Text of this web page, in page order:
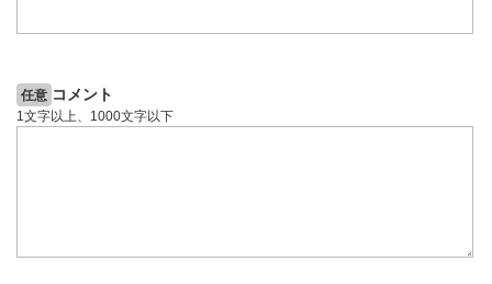
任意 コメント
1文字以上、1000文字以下